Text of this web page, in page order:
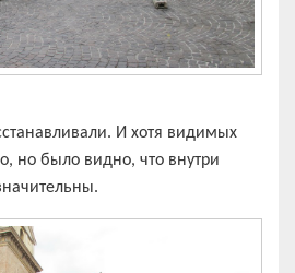
И хотя видимых
но было видно, что внутри